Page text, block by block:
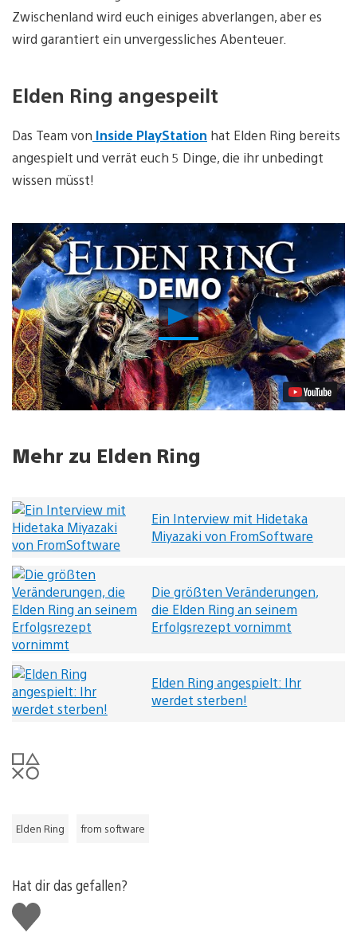
Zwischenland wird euch einiges abverlangen, aber es
wird garantiert ein unvergessliches Abenteuer.
Elden Ring angespeilt
Das Team von Inside PlayStation hat Elden Ring bereits
angespielt und verrät euch 5 Dinge, die ihr unbedingt
wissen müsst!
Video
abspielen
Mehr zu Elden Ring
Ein Interview mit Hidetaka
Miyazaki von FromSoftware
Die größten Veränderungen,
die Elden Ring an seinem
Erfolgsrezept vornimmt
Elden Ring angespielt: Ihr
werdet sterben!
Elden Ring from software
Hat dir das gefallen?
Gefällt
mir